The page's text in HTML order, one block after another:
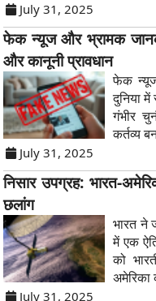
July 31, 2025
फेक न्यूज और भ्रामक
और कानूनी प्रावधान
फेक
दुनिया
गंभीर
कर्तव्य
July 31, 2025
निसार उपग्रह: भारत-
छलांग
भारत ने
में एक
को
अमेरिका
July 31, 2025